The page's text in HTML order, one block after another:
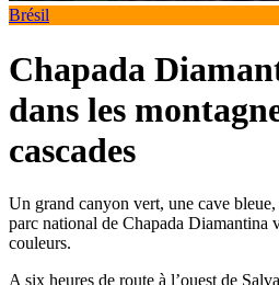
Brésil
Chapada
dans les
cascades
Un grand canyon vert, une cave
parc national de Chapada Diamantina
couleurs.
A six heures de route à l’ouest de